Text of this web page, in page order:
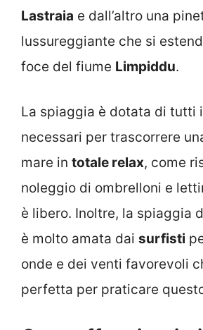
Lastraia e dall’altro una
lussureggiante che si
foce del fiume Limpiddu.
La spiaggia è dotata di tutti
necessari per trascorrere
mare in totale relax, come
noleggio di ombrelloni e
è libero. Inoltre, la spiaggia
è molto amata dai surfisti
onde e dei venti favorevoli
perfetta per praticare